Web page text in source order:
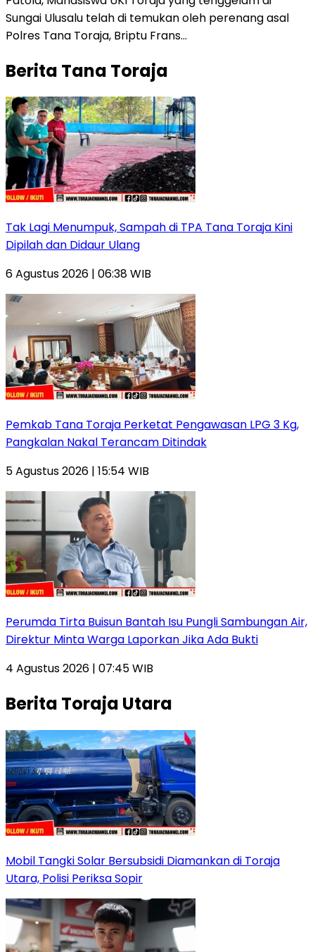
Sungai Ulusalu telah di temukan oleh perenang asal
Polres Tana Toraja, Briptu Frans…
Berita Tana Toraja
Tak Lagi Menumpuk, Sampah di TPA Tana Toraja Kini
Dipilah dan Didaur Ulang
6 Agustus 2026 | 06:38 WIB
Pemkab Tana Toraja Perketat Pengawasan LPG 3 Kg,
Pangkalan Nakal Terancam Ditindak
5 Agustus 2026 | 15:54 WIB
Perumda Tirta Buisun Bantah Isu Pungli Sambungan Air,
Direktur Minta Warga Laporkan Jika Ada Bukti
4 Agustus 2026 | 07:45 WIB
Berita Toraja Utara
Mobil Tangki Solar Bersubsidi Diamankan di Toraja
Utara, Polisi Periksa Sopir